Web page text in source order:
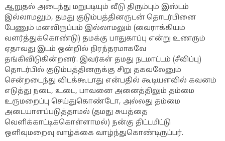
ஆறுதல் அடைந்து மறுபடியும் வீடு திரும்பும் இஸ்டம்
இல்லாமலும், தமது குடும்பத்தினருடன் தொடர்பினை
பேணும் மனவிருப்பம் இல்லாமலும் (வைராக்கியம்
வளர்த்துக்கொண்டு) தமக்கு பாதுகாப்பு என்று உணரும்
ஏதாவது இடம் ஒன்றில் நிரந்தரமாகவே
தங்கிவிடுகின்றனர். இவர்கள் தமது நடமாட்டம் (சீவிப்பு)
தொடர்பில் குடும்பத்தினருக்கு சிறு தகவலேனும்
சென்றடைந்து விடக்கூடாது என்பதில் கூடியளவில் கவனம்
எடுத்து நடை, உடை, பாவனை அனைத்திலும் தம்மை
உருமறைப்பு செய்துகொண்டோ, அல்லது தம்மை
அடையாளப்படுத்தாமல் (தமது சுயத்தை
வெளிக்காட்டிக்கொள்ளாமல்) நன்கு திட்டமிட்டு
ஒளிவுமறைவு வாழ்க்கை வாழ்ந்துகொண்டிருப்பர்.